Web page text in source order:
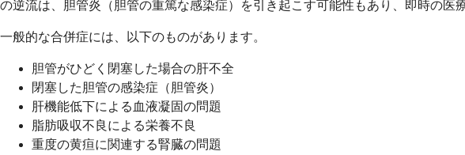
の逆流は、胆管炎（胆管の重篤な感染症）を引き起こす可能性もあり、即時の医
一般的な合併症には、以下のものがあります。
胆管がひどく閉塞した場合の肝不全
閉塞した胆管の感染症（胆管炎）
肝機能低下による血液凝固の問題
脂肪吸収不良による栄養不良
重度の黄疸に関連する腎臓の問題